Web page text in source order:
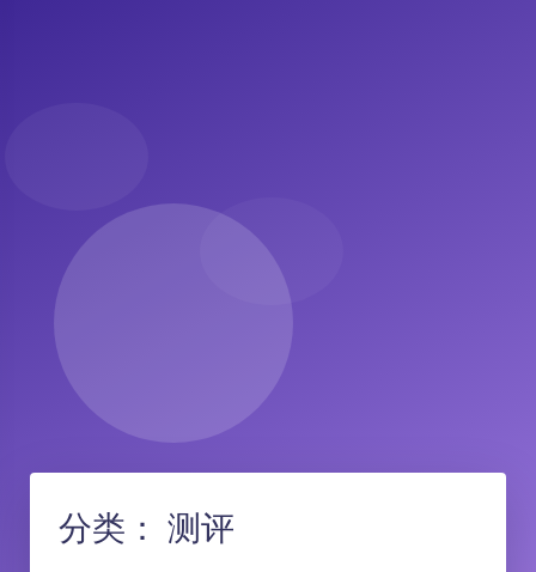
分类： 测评